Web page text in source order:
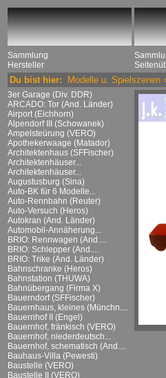
Sammlung
Hersteller
Du bist hier: Modelle u. Spielszenen
3er Garage (Div. DDR)
ARCADO: Tor (And. Länder)
Airport (Eichhorn)
Alpendorf III (Schowanek)
Ampelsteürung (VERO)
Apothekerwaage (Matador)
Architektenhaus (SFFischer)
Architektenhäuser...
Architektenhäuser...
Augustusburg (Sina)
Auto-BK für 6 Modelle...
Auto-Rennbahn (Reuter)
Auto-Versuch (Heros)
Autokran (And. Länder)
Automobil-Annäherung...
BRIO: Rennwagen (And....
BRIO: Schlepper (And....
BRIO: Trike (And. Länder)
Bahnschranke (Heros)
Bahnstation (THUWA)
Bahnübergang (Firma X)
Bauerndorf (SFFischer)
Bauernhaus, kleines (Münchn....
Bauernhof II (Engel)
Bauernhof, fränkisch (VERO)
Bauernhof, niederdeutsch...
Bauernhof, schematisch (And....
Bauhaus-Villa (Pewesti)
Baustelle (VERO)
Baustelle II (VERO)